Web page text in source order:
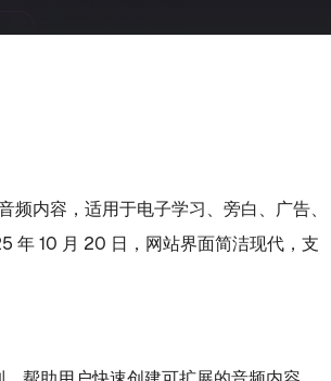
内容，适用于电子学习、旁白、广告、
年 10 月 20 日，网站界面简洁现代，支